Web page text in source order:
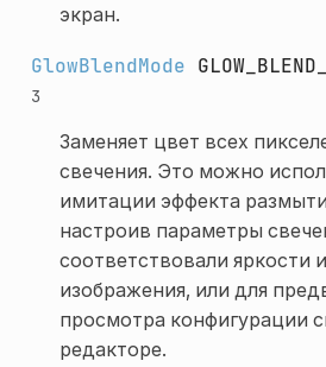
экран.
GlowBlendMode
3
Заменяет цвет всех
свечения. Это можно
имитации эффекта
настроив параметры
соответствовали яркости
изображения, или для
просмотра конфигурации
редакторе.